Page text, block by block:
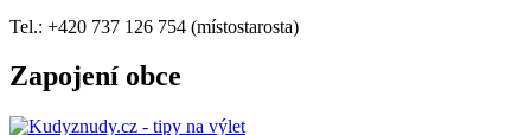
Tel.: +420 737 126 754 (místostarosta)
Zapojení obce